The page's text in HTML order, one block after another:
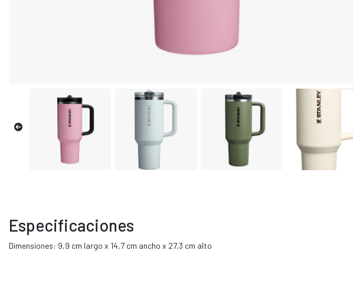
Especificaciones
Dimensiones: 9,9 cm largo x 14,7 cm ancho x 27,3 cm alto